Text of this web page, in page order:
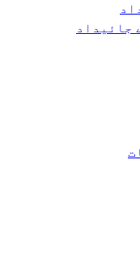
جائیداد